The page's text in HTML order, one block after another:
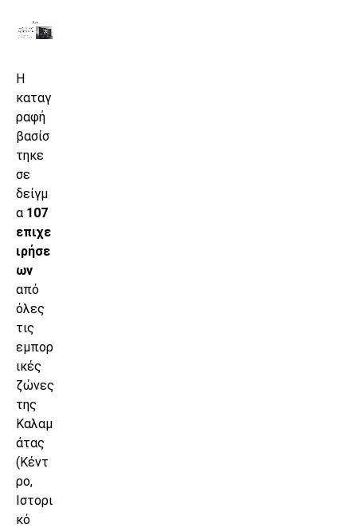
Η
καταγ
ραφή
βασίσ
τηκε
σε
δείγμ
α 107
επιχε
ιρήσε
ων
από
όλες
τις
εμπορ
ικές
ζώνες
της
Καλαμ
άτας
(Κέντ
ρο,
Ιστορι
κό